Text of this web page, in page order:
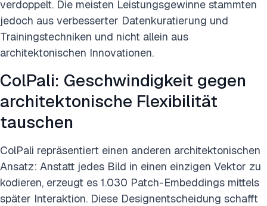
verdoppelt. Die meisten Leistungsgewinne stammten
jedoch aus verbesserter Datenkuratierung und
Trainingstechniken und nicht allein aus
architektonischen Innovationen.
ColPali: Geschwindigkeit gegen
architektonische Flexibilität
tauschen
ColPali repräsentiert einen anderen architektonischen
Ansatz: Anstatt jedes Bild in einen einzigen Vektor zu
kodieren, erzeugt es 1.030 Patch-Embeddings mittels
später Interaktion. Diese Designentscheidung schafft